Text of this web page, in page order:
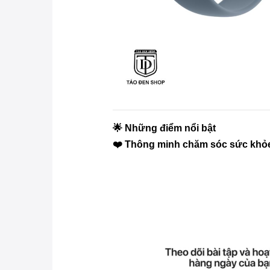
🌟 Những điểm nổi bật
❤️ Thông minh chăm sóc sức